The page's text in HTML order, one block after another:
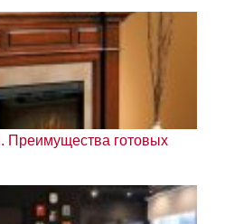
Преимущества готовых